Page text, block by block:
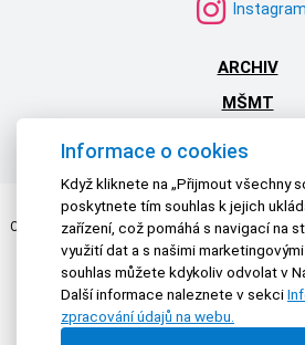
Instagram
ARCHIV
MŠMT
Centrum pro zjišťování výsledků vzdělávání | ©
Textová verze|Mapa stránek|
Informace o cookies
Když kliknete na „Přijmout všechny
poskytnete tím souhlas k jejich
zařízení, což pomáhá s navigací na
využití dat a s našimi
souhlas můžete kdykoliv odvolat v
Další informace naleznete v sekci
zpracování údajů na webu.